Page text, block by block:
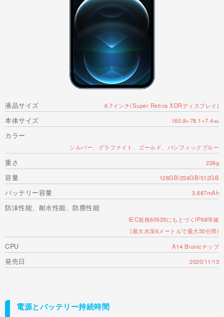
液晶サイズ 6.7インチ(Super Retina XDRディスプレイ)
本体サイズ 160.8×78.1×7.4㎜
カラー
シルバー、グラファイト、ゴールド、パシフィックブルー
重さ 226g
容量 128GB/256GB/512GB
バッテリー容量 3,687mAh
防沫性能、耐水性能、防塵性能
IEC規格60529にもとづくIP68等級
(最大水深6メートルで最大30分間)
CPU A14 Bionicチップ
発売日 2020/11/13
電源とバッテリー持続時間